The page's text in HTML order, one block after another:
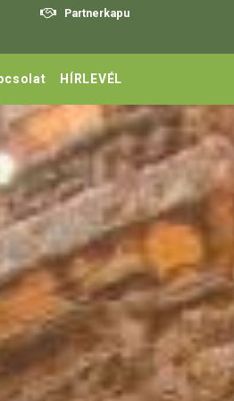
Partnerkapu
HÍRLEVÉL